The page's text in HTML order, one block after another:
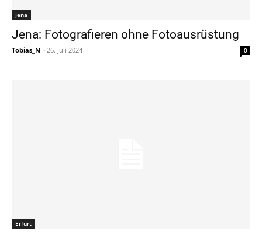
Jena
Jena: Fotografieren ohne Fotoausrüstung
Tobias_N - 26. Juli 2024 0
Erfurt